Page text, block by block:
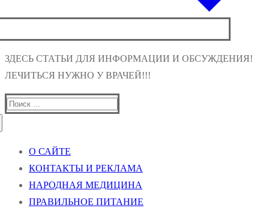
ЗДЕСЬ СТАТЬИ ДЛЯ ИНФОРМАЦИИ И ОБСУЖДЕНИЯ!
ЛЕЧИТЬСЯ НУЖНО У ВРАЧЕЙ!!!
Найти:
О САЙТЕ
КОНТАКТЫ И РЕКЛАМА
НАРОДНАЯ МЕДИЦИНА
ПРАВИЛЬНОЕ ПИТАНИЕ